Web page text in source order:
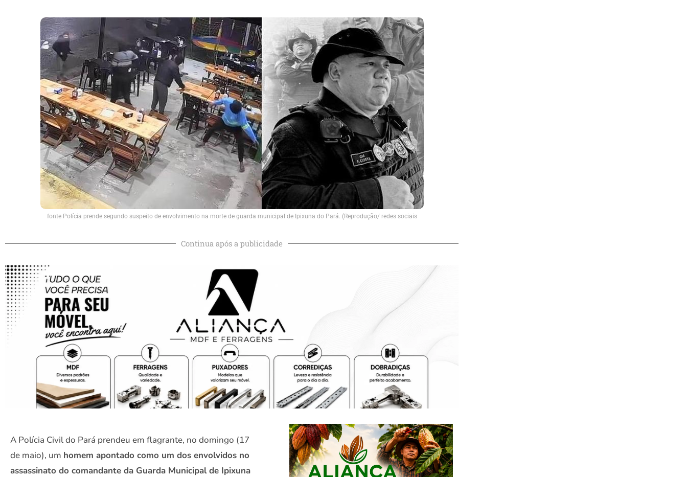
fonte Polícia prende segundo suspeito de envolvimento na morte de guarda municipal de Ipixuna do Pará. (Reprodução/ redes sociais
Continua após a publicidade
A Polícia Civil do Pará prendeu em flagrante, no domingo (17
de maio), um homem apontado como um dos envolvidos no
assassinato do comandante da Guarda Municipal de Ipixuna